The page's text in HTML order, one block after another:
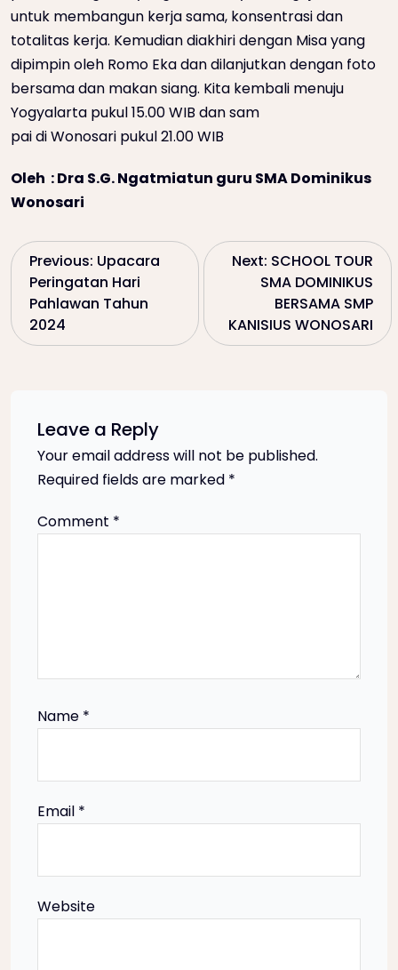
untuk membangun kerja sama, konsentrasi dan
totalitas kerja. Kemudian diakhiri dengan Misa yang
dipimpin oleh Romo Eka dan dilanjutkan dengan foto
bersama dan makan siang. Kita kembali menuju
Yogyalarta pukul 15.00 WIB dan sam
pai di Wonosari pukul 21.00 WIB
Oleh : Dra S.G. Ngatmiatun guru SMA Dominikus
Wonosari
P
s
Previous: Upacara
Peringatan Hari
Pahlawan Tahun
2024
Next: SCHOOL TOUR
SMA DOMINIKUS
BERSAMA SMP
KANISIUS WONOSARI
Leave a Reply
Your email address will not be published.
Required fields are marked *
Comment *
Name *
Email *
Website